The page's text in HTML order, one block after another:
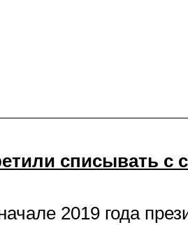
списывать с
2019 года